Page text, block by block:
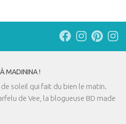
MADININA !
soleil qui fait du bien le matin.
de Vee, la blogueuse BD made